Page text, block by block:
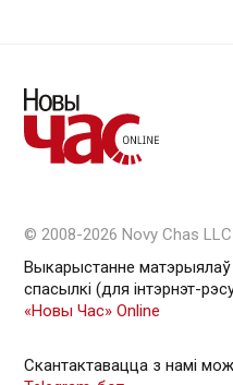
© 2008-2026 Novy Chas LLC
Выкарыстанне
спасылкі (для інтэрнэт-
«Новы Час» Online
Скантактавацца з намі